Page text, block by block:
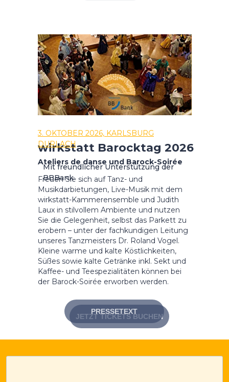
wirkstatt Barocktag 2026
Freuen Sie sich auf Tanz- und
Musikdarbietungen, Live-Musik mit dem
wirkstatt-Kammerensemble und Judith
Laux in stilvollem Ambiente und nutzen
Sie die Gelegenheit, selbst das Parkett zu
erobern – unter der fachkundigen Leitung
unseres Tanzmeisters Dr. Roland Vogel.
Kleine warme und kalte Köstlichkeiten,
Süßes sowie kalte Getränke inkl. Sekt und
Kaffee- und Teespezialitäten können bei
der Barock-Soirée erworben werden.
Mit freundlicher Unterstützung der
BBBank
Ateliers de danse und Barock-Soirée
3. OKTOBER 2026, KARLSBURG
DURLACH
JETZT TICKETS BUCHEN
PRESSETEXT